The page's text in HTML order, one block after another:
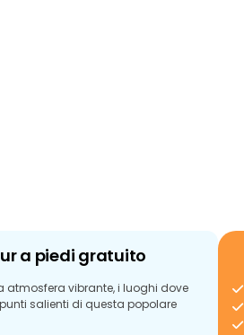
a piedi gratuito
vibrante, i luoghi dove
salienti di questa popolare